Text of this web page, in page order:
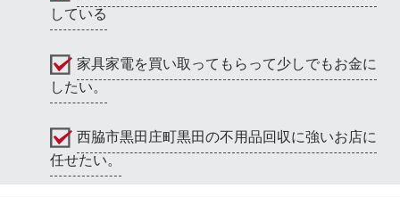
している
家具家電を買い取ってもらって少しでもお金に
したい。
西脇市黒田庄町黒田の不用品回収に強いお店に
任せたい。